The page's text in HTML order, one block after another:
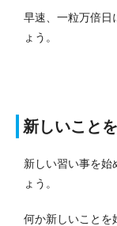
早速、一粒万倍日
ょう。
新しいこと
新しい習い事を始
ょう。
何か新しいことを